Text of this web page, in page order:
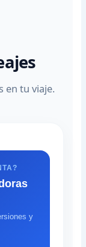
en tu viaje.
y